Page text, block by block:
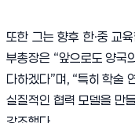
또한 그는 향후 한·중 교
부총장은 “앞으로도 양국
다하겠다”며, “특히 학술
실질적인 협력 모델을 만